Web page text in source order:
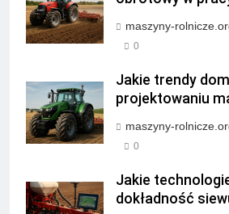
maszyny-
0
Jakie trendy
projektowaniu
maszyny-
0
Jakie
dokładność